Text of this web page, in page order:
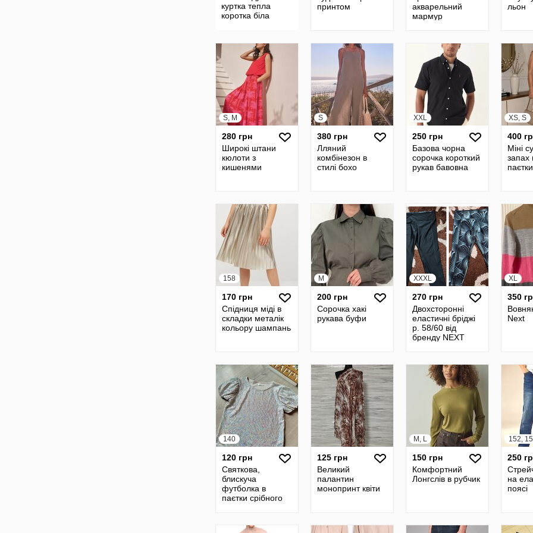
куртка тепла
коротка біла
принтом
акварельний
мармур
льон
S, M
280 грн
Широкі штани
кюлоти з
кишенями
S
380 грн
Лляний
комбінезон в
стилі бохо
XXL
250 грн
Базова чорна
сорочка короткий
рукав бавовна
XS, S
400
Міні
запах
паєтки
158
170 грн
Спідниця міді в
складки металік
кольору шампань
M
200 грн
Сорочка хакі
рукава буфи
XXXL
270 грн
Двохсторонні
еластичні бріджі
р. 58/60 від
бренду NEXT
XL
350
Next
140
120 грн
Святкова,
блискуча
футболка в
паєтки срібного
125 грн
Великий
палантин
монопринт квіти
M, L
150 грн
Комфортний
Лонгслів в рубчик
152,
250
на
поясі